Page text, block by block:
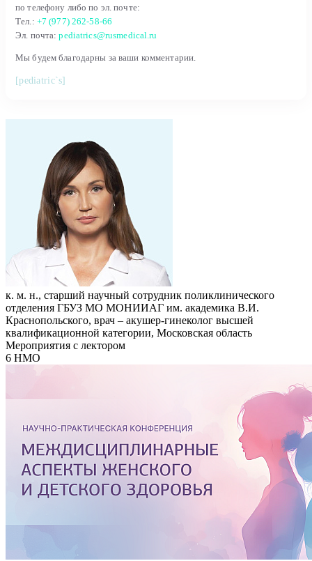
по телефону либо по эл. почте:
Тел.: +7 (977) 262-58-66
Эл. почта:pediatrics@rusmedical.ru
Мы будем благодарны за ваши комментарии.
[pediatric`s]
к. м. н., старший научный сотрудник поликлинического
отделения ГБУЗ МО МОНИИАГ им. академика В.И.
Краснопольского, врач – акушер-гинеколог высшей
квалификационной категории, Московская область
Мероприятия с лектором
6 НМО